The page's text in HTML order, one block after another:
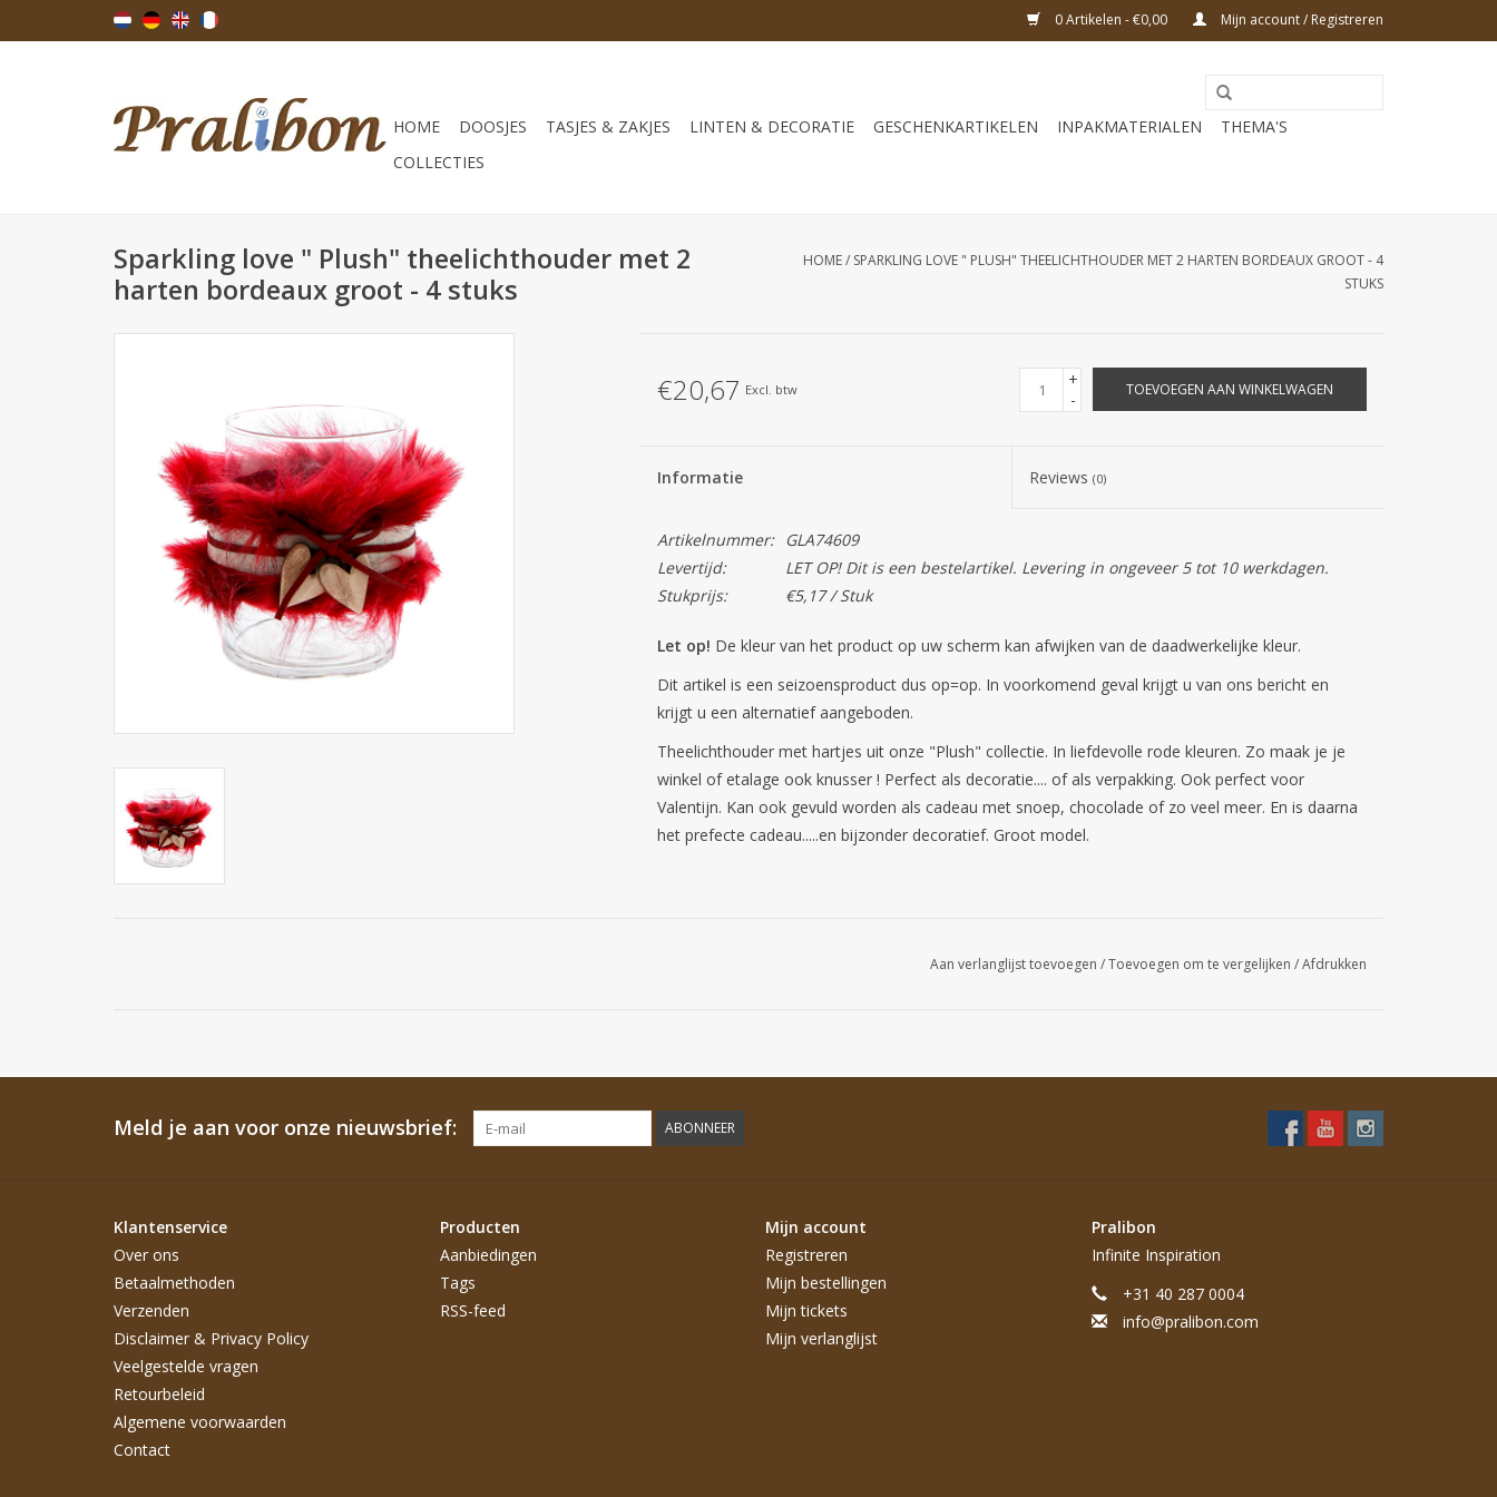
0 Artikelen - €0,00 Mijn account / Registreren
HOME DOOSJES TASJES & ZAKJES LINTEN & DECORATIE GESCHENKARTIKELEN INPAKMATERIALEN
THEMA'S
COLLECTIES
Sparkling love " Plush" theelichthouder met 2
harten bordeaux groot - 4 stuks
HOME/ SPARKLING LOVE " PLUSH" THEELICHTHOUDER MET 2 HARTEN BORDEAUX GROOT - 4
STUKS
€20,67 Excl. btw
+
-
TOEVOEGEN AAN WINKELWAGEN
Informatie Reviews(0)
Artikelnummer:
GLA74609
Levertijd:
LET OP! Dit is een bestelartikel. Levering in ongeveer 5 tot 10 werkdagen.
Stukprijs:
€5,17 / Stuk
Let op! De kleur van het product op uw scherm kan afwijken van de daadwerkelijke kleur.
Dit artikel is een seizoensproduct dus op=op. In voorkomend geval krijgt u van ons bericht en
krijgt u een alternatief aangeboden.
Theelichthouder met hartjes uit onze "Plush" collectie. In liefdevolle rode kleuren. Zo maak je je
winkel of etalage ook knusser ! Perfect als decoratie.... of als verpakking. Ook perfect voor
Valentijn. Kan ook gevuld worden als cadeau met snoep, chocolade of zo veel meer. En is daarna
het prefecte cadeau.....en bijzonder decoratief. Groot model.
Aan verlanglijst toevoegen /Toevoegen om te vergelijken /Afdrukken
Meld je aan voor onze nieuwsbrief: ABONNEER
Klantenservice
Over ons
Betaalmethoden
Verzenden
Disclaimer & Privacy Policy
Veelgestelde vragen
Retourbeleid
Algemene voorwaarden
Contact
Producten
Aanbiedingen
Tags
RSS-feed
Mijn account
Registreren
Mijn bestellingen
Mijn tickets
Mijn verlanglijst
Pralibon
Infinite Inspiration
+31 40 287 0004
info@pralibon.com